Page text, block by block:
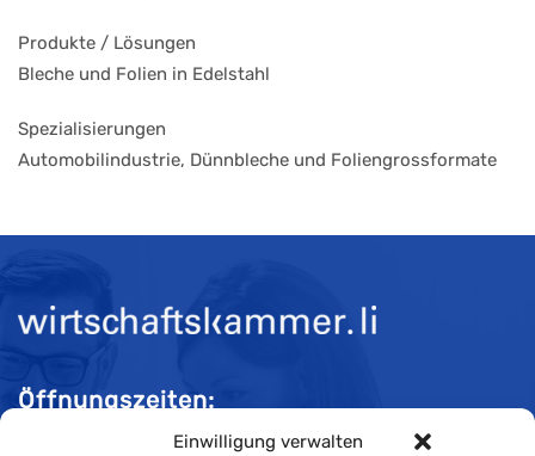
Einwilligung verwalten
Produkte / Lösungen
Bleche und Folien in Edelstahl
Spezialisierungen
Automobilindustrie, Dünnbleche und Foliengrossformate
Öffnungszeiten: